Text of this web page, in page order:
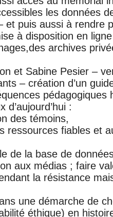
les données
et puis aussi à rendre
à disposition en
archives
et Sabine Pesier –
– création d’un
pédagogiques
:
des témoins,
ressources fiables et
de la base de
aux médias ; faire
la résistance
une démarche de
éthique) en